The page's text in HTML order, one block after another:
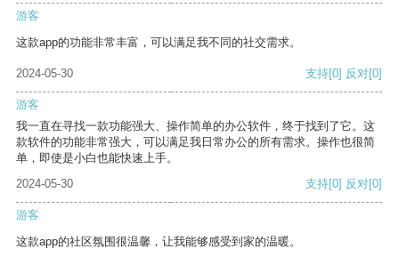
游客
这款app的功能非常丰富，可以满足我不同的社交需求。
2024-05-30 支持[0] 反对[0]
游客
我一直在寻找一款功能强大、操作简单的办公软件，终于找到了它。这
款软件的功能非常强大，可以满足我日常办公的所有需求。操作也很简
单，即使是小白也能快速上手。
2024-05-30
支持[0] 反对[0]
游客
这款app的社区氛围很温馨，让我能够感受到家的温暖。